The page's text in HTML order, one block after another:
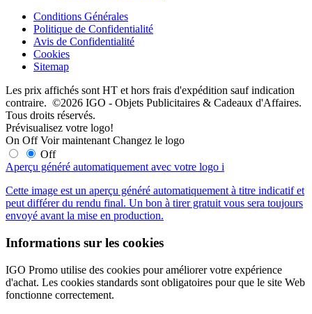
Conditions Générales
Politique de Confidentialité
Avis de Confidentialité
Cookies
Sitemap
Les prix affichés sont HT et hors frais d'expédition sauf indication
contraire. ©2026 IGO - Objets Publicitaires & Cadeaux d'Affaires.
Tous droits réservés.
Prévisualisez votre logo!
On Off Voir maintenant Changez le logo
Off
Aperçu généré automatiquement avec votre logo i
Cette image est un aperçu généré automatiquement à titre indicatif et
peut différer du rendu final. Un bon à tirer gratuit vous sera toujours
envoyé avant la mise en production.
Informations sur les cookies
IGO Promo utilise des cookies pour améliorer votre expérience
d'achat. Les cookies standards sont obligatoires pour que le site Web
fonctionne correctement.